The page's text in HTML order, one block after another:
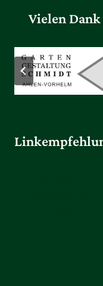
Vielen Dank